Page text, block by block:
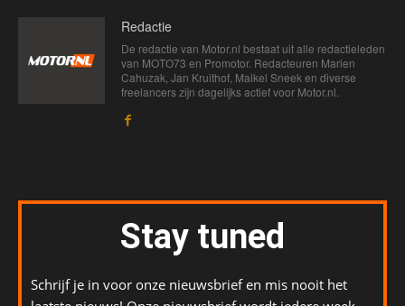
Redactie
De redactie van Motor.nl bestaat uit alle redactieleden
van MOTO73 en Promotor. Redacteuren Marien
Cahuzak, Jan Kruithof, Maikel Sneek en diverse
freelancers zijn dagelijks actief voor Motor.nl.
Stay tuned
Schrijf je in voor onze nieuwsbrief en mis nooit het